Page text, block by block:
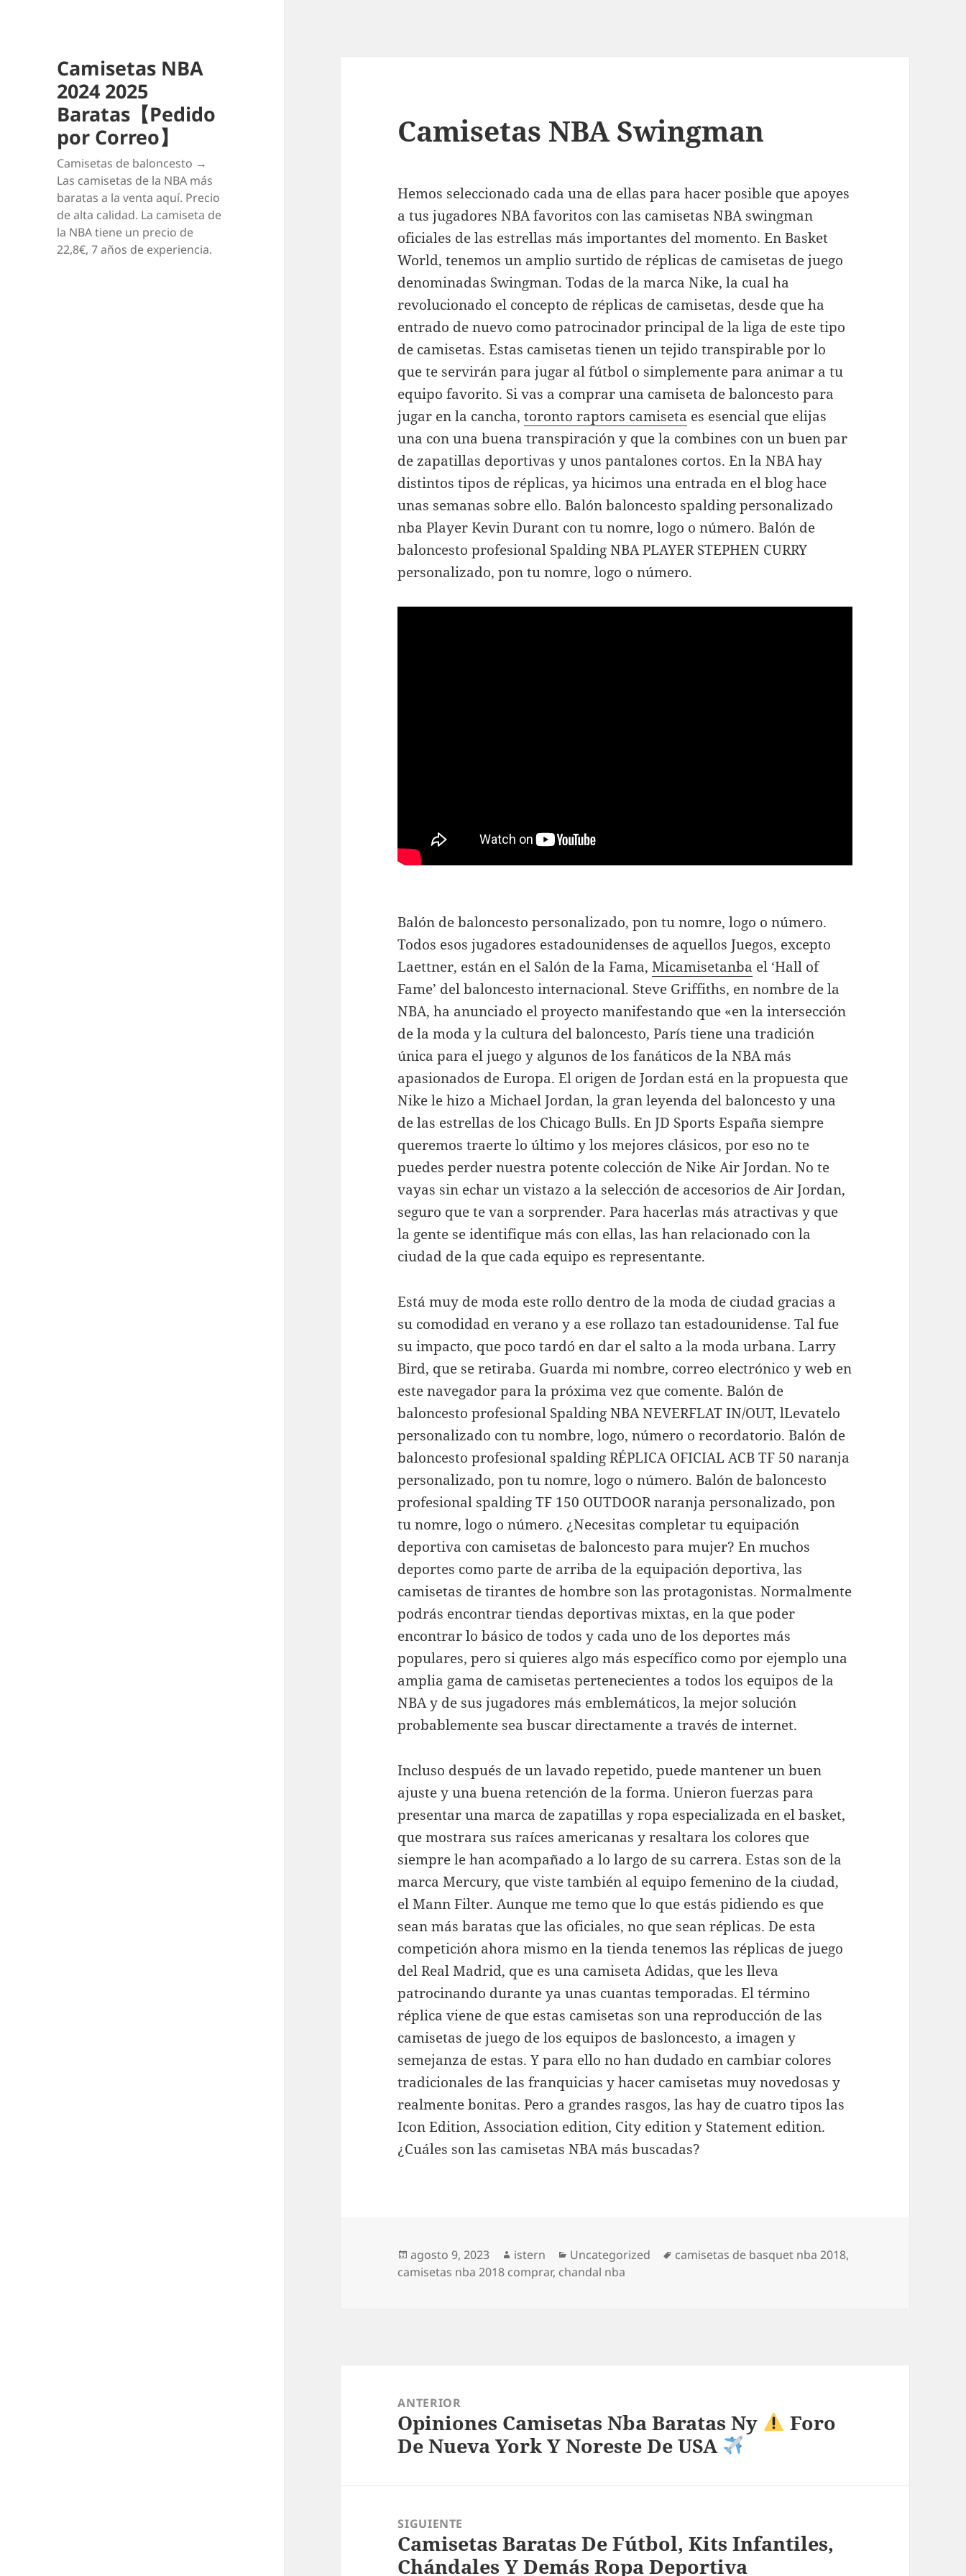
Camisetas NBA
2024 2025
Baratas【Pedido
por Correo】
Camisetas de baloncesto →
Las camisetas de la NBA más
baratas a la venta aquí. Precio
de alta calidad. La camiseta de
la NBA tiene un precio de
22,8€, 7 años de experiencia.
Camisetas NBA Swingman
Hemos seleccionado cada una de ellas para hacer posible que apoyes
a tus jugadores NBA favoritos con las camisetas NBA swingman
oficiales de las estrellas más importantes del momento. En Basket
World, tenemos un amplio surtido de réplicas de camisetas de juego
denominadas Swingman. Todas de la marca Nike, la cual ha
revolucionado el concepto de réplicas de camisetas, desde que ha
entrado de nuevo como patrocinador principal de la liga de este tipo
de camisetas. Estas camisetas tienen un tejido transpirable por lo
que te servirán para jugar al fútbol o simplemente para animar a tu
equipo favorito. Si vas a comprar una camiseta de baloncesto para
jugar en la cancha,toronto raptors camiseta es esencial que elijas
una con una buena transpiración y que la combines con un buen par
de zapatillas deportivas y unos pantalones cortos. En la NBA hay
distintos tipos de réplicas, ya hicimos una entrada en el blog hace
unas semanas sobre ello. Balón baloncesto spalding personalizado
nba Player Kevin Durant con tu nomre, logo o número. Balón de
baloncesto profesional Spalding NBA PLAYER STEPHEN CURRY
personalizado, pon tu nomre, logo o número.
Balón de baloncesto personalizado, pon tu nomre, logo o número.
Todos esos jugadores estadounidenses de aquellos Juegos, excepto
Laettner, están en el Salón de la Fama,Micamisetanba el ‘Hall of
Fame’ del baloncesto internacional. Steve Griffiths, en nombre de la
NBA, ha anunciado el proyecto manifestando que «en la intersección
de la moda y la cultura del baloncesto, París tiene una tradición
única para el juego y algunos de los fanáticos de la NBA más
apasionados de Europa. El origen de Jordan está en la propuesta que
Nike le hizo a Michael Jordan, la gran leyenda del baloncesto y una
de las estrellas de los Chicago Bulls. En JD Sports España siempre
queremos traerte lo último y los mejores clásicos, por eso no te
puedes perder nuestra potente colección de Nike Air Jordan. No te
vayas sin echar un vistazo a la selección de accesorios de Air Jordan,
seguro que te van a sorprender. Para hacerlas más atractivas y que
la gente se identifique más con ellas, las han relacionado con la
ciudad de la que cada equipo es representante.
Está muy de moda este rollo dentro de la moda de ciudad gracias a
su comodidad en verano y a ese rollazo tan estadounidense. Tal fue
su impacto, que poco tardó en dar el salto a la moda urbana. Larry
Bird, que se retiraba. Guarda mi nombre, correo electrónico y web en
este navegador para la próxima vez que comente. Balón de
baloncesto profesional Spalding NBA NEVERFLAT IN/OUT, lLevatelo
personalizado con tu nombre, logo, número o recordatorio. Balón de
baloncesto profesional spalding RÉPLICA OFICIAL ACB TF 50 naranja
personalizado, pon tu nomre, logo o número. Balón de baloncesto
profesional spalding TF 150 OUTDOOR naranja personalizado, pon
tu nomre, logo o número. ¿Necesitas completar tu equipación
deportiva con camisetas de baloncesto para mujer? En muchos
deportes como parte de arriba de la equipación deportiva, las
camisetas de tirantes de hombre son las protagonistas. Normalmente
podrás encontrar tiendas deportivas mixtas, en la que poder
encontrar lo básico de todos y cada uno de los deportes más
populares, pero si quieres algo más específico como por ejemplo una
amplia gama de camisetas pertenecientes a todos los equipos de la
NBA y de sus jugadores más emblemáticos, la mejor solución
probablemente sea buscar directamente a través de internet.
Incluso después de un lavado repetido, puede mantener un buen
ajuste y una buena retención de la forma. Unieron fuerzas para
presentar una marca de zapatillas y ropa especializada en el basket,
que mostrara sus raíces americanas y resaltara los colores que
siempre le han acompañado a lo largo de su carrera. Estas son de la
marca Mercury, que viste también al equipo femenino de la ciudad,
el Mann Filter. Aunque me temo que lo que estás pidiendo es que
sean más baratas que las oficiales, no que sean réplicas. De esta
competición ahora mismo en la tienda tenemos las réplicas de juego
del Real Madrid, que es una camiseta Adidas, que les lleva
patrocinando durante ya unas cuantas temporadas. El término
réplica viene de que estas camisetas son una reproducción de las
camisetas de juego de los equipos de basloncesto, a imagen y
semejanza de estas. Y para ello no han dudado en cambiar colores
tradicionales de las franquicias y hacer camisetas muy novedosas y
realmente bonitas. Pero a grandes rasgos, las hay de cuatro tipos las
Icon Edition, Association edition, City edition y Statement edition.
¿Cuáles son las camisetas NBA más buscadas?
Publicado
el
agosto 9, 2023 Autor
istern Categorías
Uncategorized Etiquetas
camisetas de basquet nba 2018,
camisetas nba 2018 comprar, chandal nba
entradas
ANTERIOR
Entrada
anterior:
Opiniones Camisetas Nba Baratas Ny
Foro
De Nueva York Y Noreste De USA
SIGUIENTE
Entrada
siguiente:
Camisetas Baratas De Fútbol, Kits Infantiles,
Chándales Y Demás Ropa Deportiva